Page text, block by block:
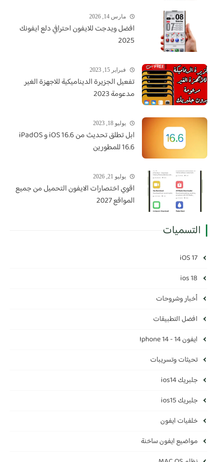
مارس 14, 2026
افضل ويدجت للايفون احترافي دلع ايفونك
2025
فبراير 15, 2023
تفعيل الجزيرة الديناميكية للاجهزة الغير
مدعومة 2023
يوليو 18, 2023
ابل تطلق تحديث من iOS 16.6 و iPadOS
16.6 للمطورين
يوليو 21, 2026
اقوي اختصارات الايفون التحميل من جميع
المواقع 2027
التسميات
أخبار وشروحات
افضل التطبيقات
ايفون 14 - Iphone 14
تحيثات وتسريبات
جلبريك ios14
جلبريك ios15
خلفيات ايفون
مواضيع ايفون ساخنة